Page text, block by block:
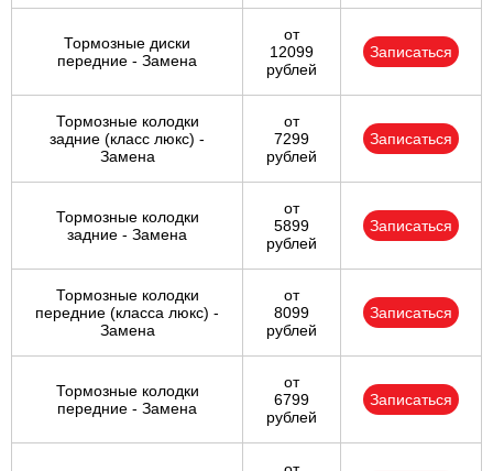
Тормозные диски
передние - Замена
от
12099
рублей
Записаться
Тормозные колодки
задние (класс люкс) -
Замена
от
7299
рублей
Записаться
Тормозные колодки
задние - Замена
от
5899
рублей
Записаться
Тормозные колодки
передние (класса люкс) -
Замена
от
8099
рублей
Записаться
Тормозные колодки
передние - Замена
от
6799
рублей
Записаться